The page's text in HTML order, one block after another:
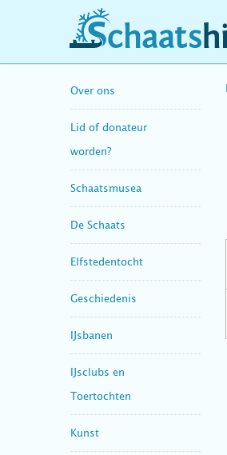
schaatshistorie.nl
Over ons
Lid of donateur
worden?
Schaatsmusea
De Schaats
Elfstedentocht
Geschiedenis
IJsbanen
IJsclubs en
Toertochten
Kunst